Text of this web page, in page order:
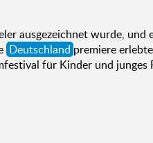
ausgezeichnet wurde,
Deutschland premiere
für Kinder und junges